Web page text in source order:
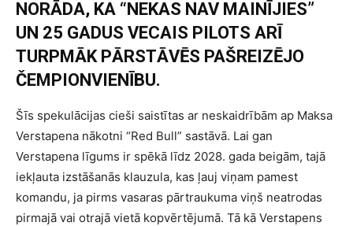
NORĀDA, KA “NEKAS NAV MAINĪJIES”
UN 25 GADUS VECAIS PILOTS ARĪ
TURPMĀK PĀRSTĀVĒS PAŠREIZĒJO
ČEMPIONVIENĪBU.
Šīs spekulācijas cieši saistītas ar neskaidrībām ap Maksa
Verstapena nākotni “Red Bull” sastāvā. Lai gan
Verstapena līgums ir spēkā līdz 2028. gada beigām, tajā
iekļauta izstāšanās klauzula, kas ļauj viņam pamest
komandu, ja pirms vasaras pārtraukuma viņš neatrodas
pirmajā vai otrajā vietā kopvērtējumā. Tā kā Verstapens